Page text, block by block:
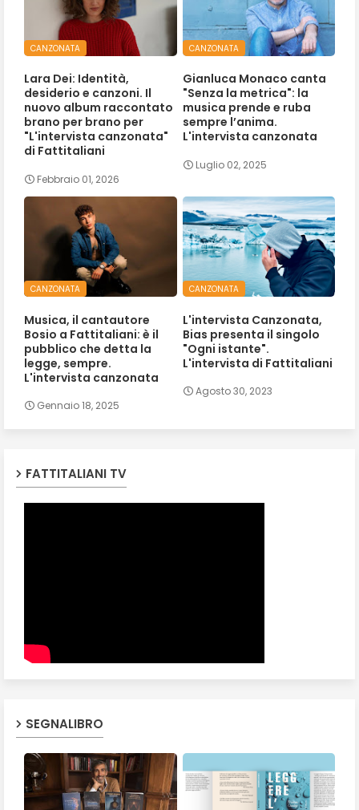
CANZONATA
Lara Dei: Identità,
desiderio e canzoni. Il
nuovo album raccontato
brano per brano per
"L'intervista canzonata"
di Fattitaliani
Febbraio 01, 2026
CANZONATA
Gianluca Monaco canta
"Senza la metrica": la
musica prende e ruba
sempre l’anima.
L'intervista canzonata
Luglio 02, 2025
CANZONATA
Musica, il cantautore
Bosio a Fattitaliani: è il
pubblico che detta la
legge, sempre.
L'intervista canzonata
Gennaio 18, 2025
CANZONATA
L'intervista Canzonata,
Bias presenta il singolo
"Ogni istante".
L'intervista di Fattitaliani
Agosto 30, 2023
FATTITALIANI TV
SEGNALIBRO